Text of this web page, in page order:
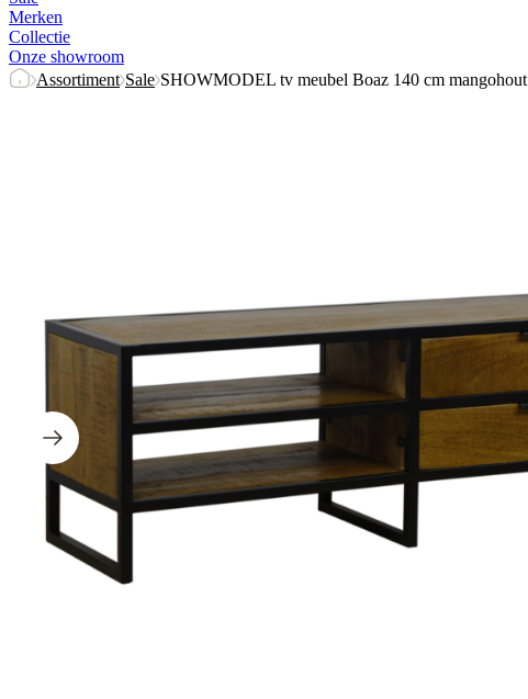
Merken
Collectie
Onze showroom
Assortiment Sale SHOWMODEL tv meubel Boaz 140 cm mangohout